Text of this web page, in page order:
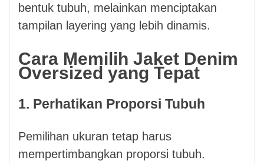
bentuk tubuh, melainkan menciptakan
tampilan layering yang lebih dinamis.
Cara Memilih Jaket Denim
Oversized yang Tepat
1. Perhatikan Proporsi Tubuh
Pemilihan ukuran tetap harus
mempertimbangkan proporsi tubuh.